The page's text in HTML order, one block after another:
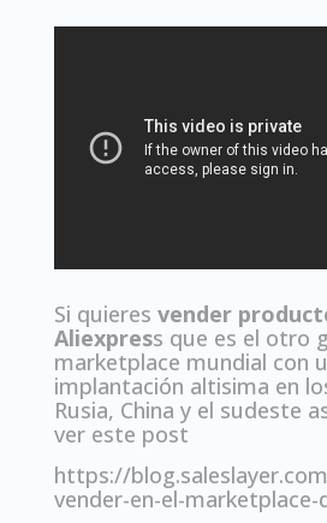
Si quieres vender
Aliexpress que es el otro
marketplace mundial con
implantación altisima en
Rusia, China y el sudeste
ver este post
https://
vender-en-el-marketplace-